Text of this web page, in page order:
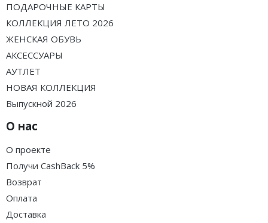
ПОДАРОЧНЫЕ КАРТЫ
КОЛЛЕКЦИЯ ЛЕТО 2026
ЖЕНСКАЯ ОБУВЬ
АКСЕССУАРЫ
АУТЛЕТ
НОВАЯ КОЛЛЕКЦИЯ
Выпускной 2026
О нас
О проекте
Получи CashBack 5%
Возврат
Оплата
Доставка